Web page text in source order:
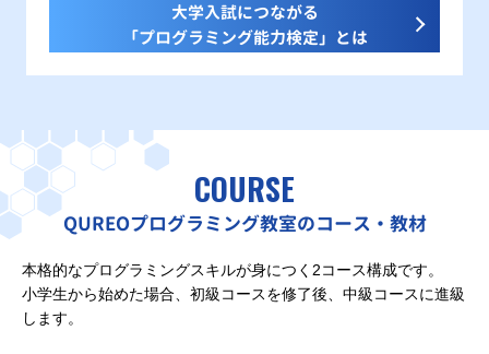
大学入試につながる
「プログラミング能力検定」とは
COURSE
QUREOプログラミング教室のコース・教材
本格的なプログラミングスキルが身につく2コース構成です。
小学生から始めた場合、初級コースを修了後、中級コースに進級
します。